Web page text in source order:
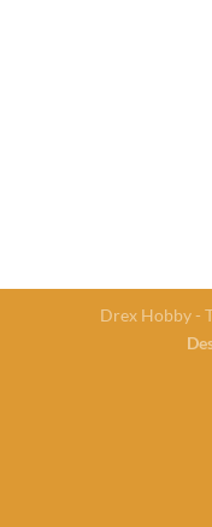
Drex Hobby -